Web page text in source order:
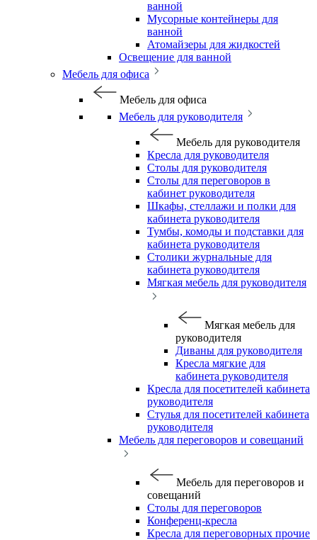
ванной
Мусорные контейнеры для
ванной
Атомайзеры для жидкостей
Освещение для ванной
Мебель для офиса
Мебель для офиса
Мебель для руководителя
Мебель для руководителя
Кресла для руководителя
Столы для руководителя
Столы для переговоров в
кабинет руководителя
Шкафы, стеллажи и полки для
кабинета руководителя
Тумбы, комоды и подставки для
кабинета руководителя
Столики журнальные для
кабинета руководителя
Мягкая мебель для руководителя
Мягкая мебель для
руководителя
Диваны для руководителя
Кресла мягкие для
кабинета руководителя
Кресла для посетителей кабинета
руководителя
Стулья для посетителей кабинета
руководителя
Мебель для переговоров и совещаний
Мебель для переговоров и
совещаний
Столы для переговоров
Конференц-кресла
Кресла для переговорных прочие